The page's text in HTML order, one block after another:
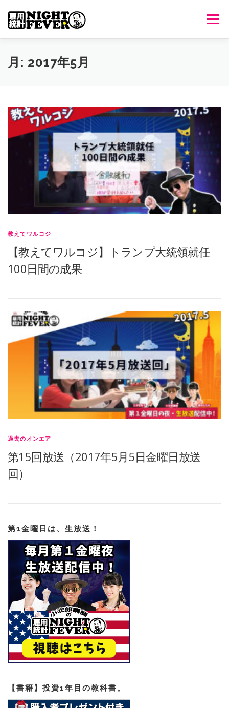
メニュ
HOME 生放送 番組について
月: 2017年5月
教えてワルコジ
【教えてワルコジ】トランプ大統領就任
100日間の成果
過去のオンエア
第15回放送（2017年5月5日金曜日放送
回）
第1金曜日は、生放送！
【書籍】投資1年目の教科書。